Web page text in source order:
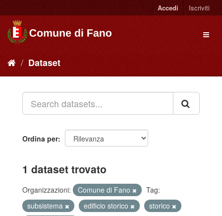
Accedi Iscriviti
Dataset
Ordina per
1 dataset trovato
Organizzazioni: Comune di Fano
Tag:
subsistema
edificio storico
storico